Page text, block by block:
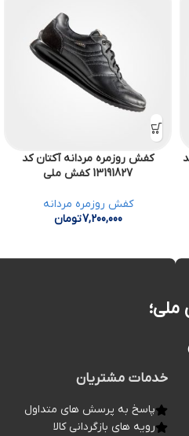
کفش روزمره مردانه آکتان کد
13191827 کفش ملی
کفش روزمره مردانه
7,200,000تومان
ملی؛
خدمات مشتریان
پاسخ به پرسش های متداول
رویه های بازگردانی کالا